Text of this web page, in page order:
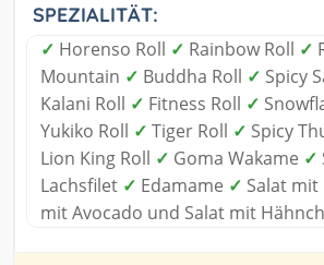
SPEZIALITÄT:
✓ Horenso Roll ✓ Rainbow Roll ✓
Mountain ✓ Buddha Roll ✓ Spicy
Kalani Roll ✓ Fitness Roll ✓
Yukiko Roll ✓ Tiger Roll ✓ Spicy
Lion King Roll ✓ Goma Wakame ✓
Lachsfilet ✓ Edamame ✓ Salat mit
mit Avocado und Salat mit